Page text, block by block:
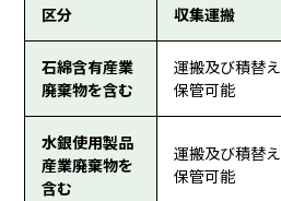
区分 収集運搬
石綿含有産業
廃棄物を含む
運搬及び積替え
保管可能
水銀使用製品
産業廃棄物を
含む
運搬及び積替え
保管可能